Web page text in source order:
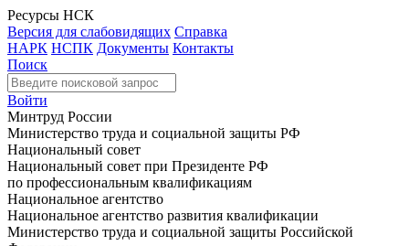
Ресурсы НСК
Версия для слабовидящих Справка
НАРК НСПК Документы Контакты
Поиск
Войти
Минтруд России
Министерство труда и социальной защиты РФ
Национальный совет
Национальный совет при Президенте РФ
по профессиональным квалификациям
Национальное агентство
Национальное агентство развития квалификации
Министерство труда и социальной защиты Российской